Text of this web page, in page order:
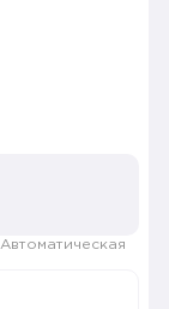
Автоматическая